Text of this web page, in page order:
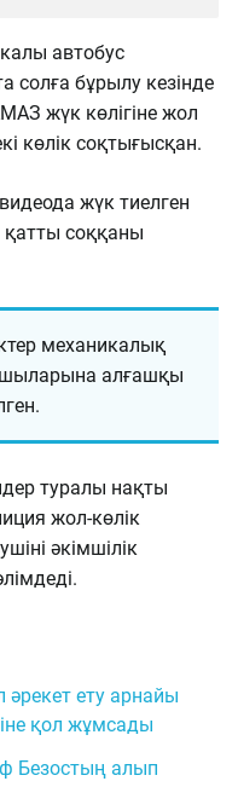
автобус
солға бұрылу кезінде
жүк көлігіне жол
көлік соқтығысқан.
жүк тиелген
соққаны
механикалық
алғашқы
туралы нақты
жол-көлік
әкімшілік
ету арнайы
қол жұмсады
Безостың алып